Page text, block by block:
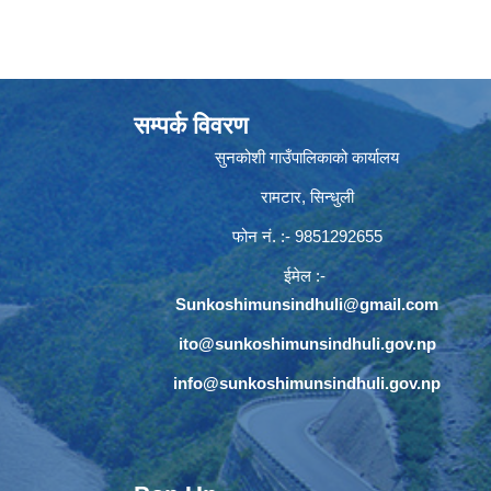
सम्पर्क विवरण
सुनकोशी गाउँपालिकाको कार्यालय
रामटार, सिन्धुली
फोन नं‍. :- 9851292655
ईमेल :-
Sunkoshimunsindhuli@gmail.com
ito@sunkoshimunsindhuli.gov.np
info@sunkoshimunsindhuli.gov.np